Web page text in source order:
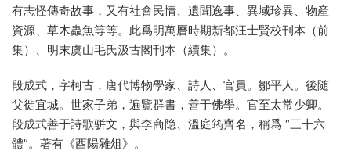
有志怪傳奇故事，又有社會民情、遺聞逸事、異域珍異、物産
資源、草木蟲魚等等。此爲明萬曆時期新都汪士賢校刊本（前
集）、明末虞山毛氏汲古閣刊本（續集）。
段成式，字柯古，唐代博物學家、詩人、官員。鄒平人。後随
父徙宜城。世家子弟，遍覽群書，善于佛學。官至太常少卿。
段成式善于詩歌骈文，與李商隐、溫庭筠齊名，稱爲 “三十六
體”。著有《酉陽雜俎》。